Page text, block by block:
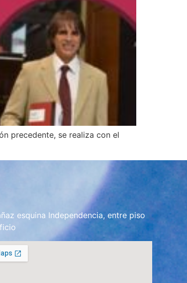
precedente, se realiza con el
esquina Independencia, entre piso